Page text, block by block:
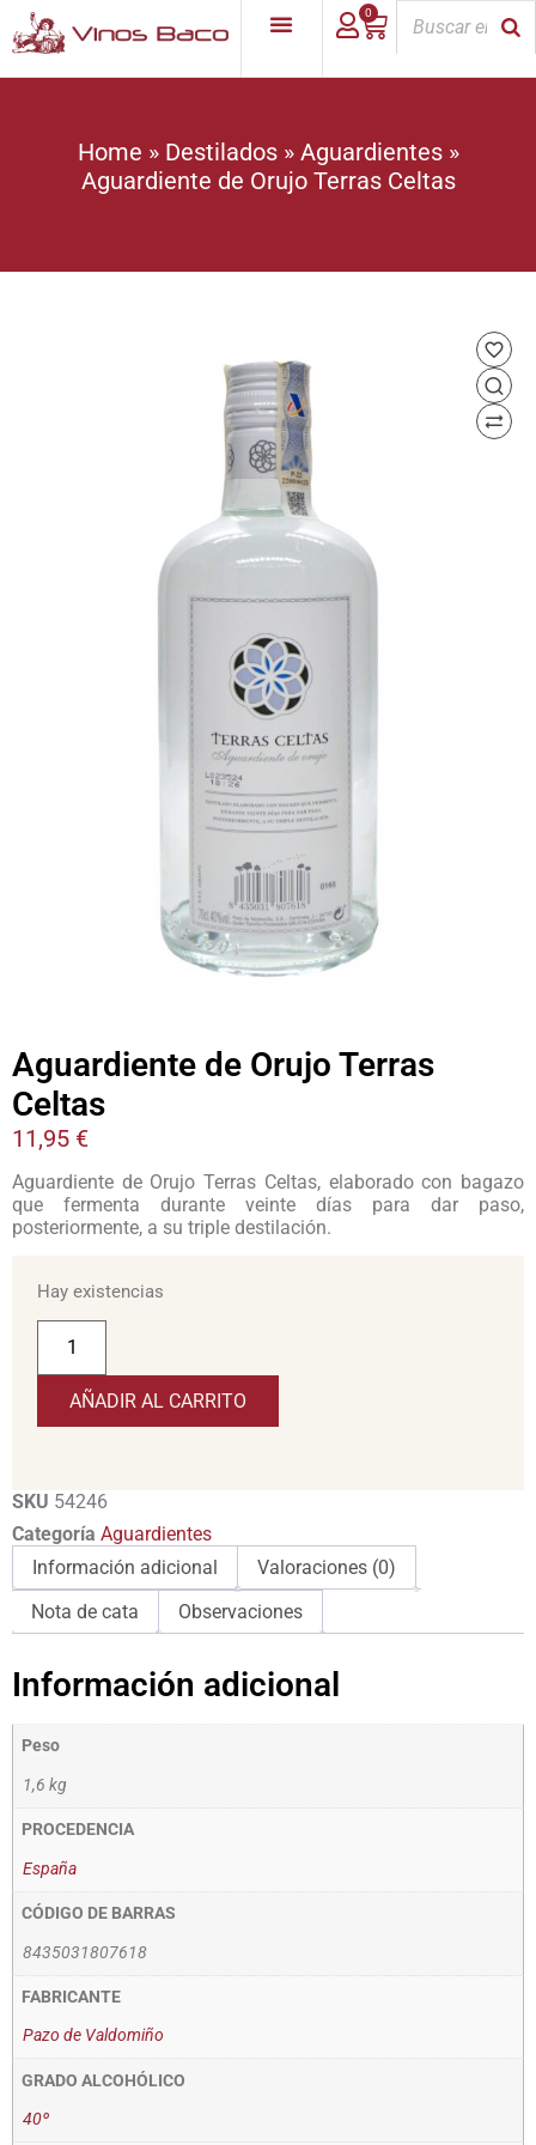
0
Home » Destilados» Aguardientes»
Aguardiente de Orujo Terras Celtas
Aguardiente de Orujo Terras
Celtas
11,95 €
Aguardiente de Orujo Terras Celtas, elaborado con bagazo
que fermenta durante veinte días para dar paso,
posteriormente, a su triple destilación.
Hay existencias
AÑADIR AL CARRITO
SKU 54246
Categoría Aguardientes
Información adicional
Valoraciones (0)
Nota de cata
Observaciones
Información adicional
Peso
1,6 kg
PROCEDENCIA
España
CÓDIGO DE BARRAS
8435031807618
FABRICANTE
Pazo de Valdomiño
GRADO ALCOHÓLICO
40º